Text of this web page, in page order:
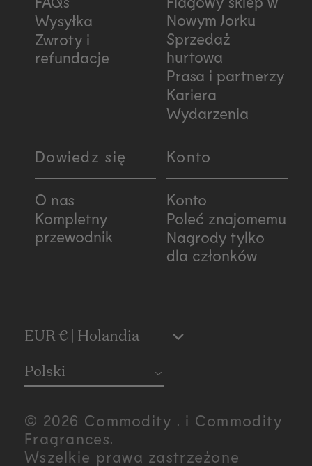
Wysyłka
Zwroty i
refundacje
Nowym Jorku
Sprzedaż
hurtowa
Prasa i partnerzy
Kariera
Wydarzenia
Dowiedz się
O nas
Kompletny
przewodnik
Konto
Konto
Poleć znajomemu
Nagrody tylko
dla członków
C
o
u
n
EUR € | Holandia
Polski
© 2026 Commodity . i Commodity
Fragrances.
Wszelkie prawa zastrzeżone